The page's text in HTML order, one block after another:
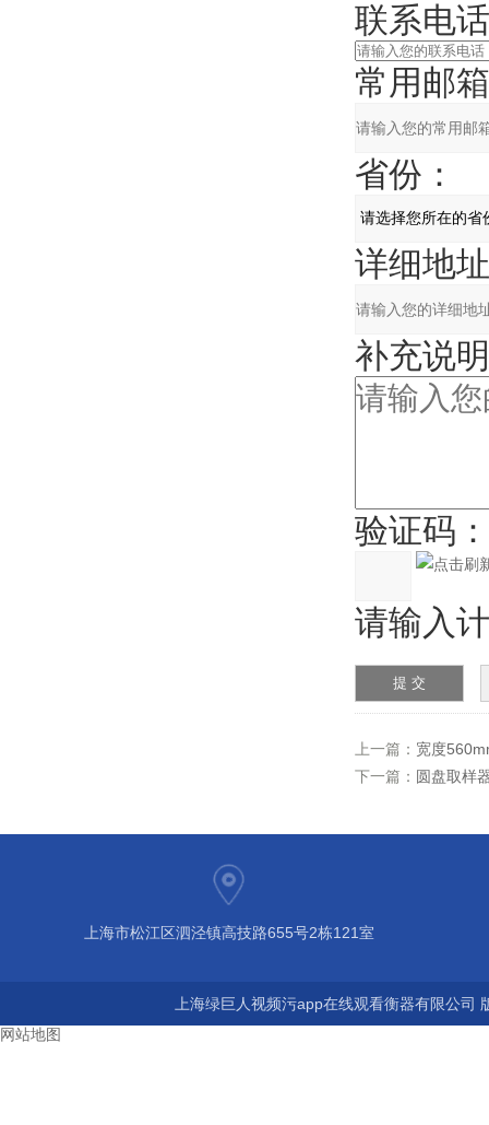
联系电话
常用邮箱
省份：
详细地址
补充说明
验证码：
请输入计
上一篇： 宽度
下一篇： 圆盘取样
上海市松江区泗泾镇高技路655号2栋121室
上海绿巨人视频污app在线观看衡器有限公司
网站地图